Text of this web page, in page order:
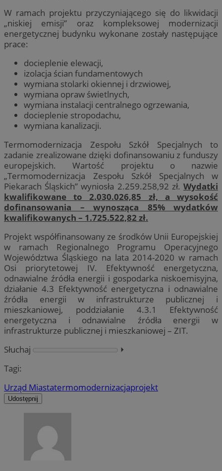
W ramach projektu przyczyniającego się do likwidacji
„niskiej emisji” oraz kompleksowej modernizacji
energetycznej budynku wykonane zostały następujące
prace:
docieplenie elewacji,
izolacja ścian fundamentowych
wymiana stolarki okiennej i drzwiowej,
wymiana opraw świetlnych,
wymiana instalacji centralnego ogrzewania,
docieplenie stropodachu,
wymiana kanalizacji.
Termomodernizacja Zespołu Szkół Specjalnych to
zadanie zrealizowane dzięki dofinansowaniu z funduszy
europejskich. Wartość projektu o nazwie
„Termomodernizacja Zespołu Szkół Specjalnych w
Piekarach Śląskich” wyniosła 2.259.258,92 zł. Wydatki
kwalifikowane to 2.030.026,85 zł, a wysokość
dofinansowania – wynosząca 85% wydatków
kwalifikowanych – 1.725.522,82 zł.
Projekt współfinansowany ze środków Unii Europejskiej
w ramach Regionalnego Programu Operacyjnego
Województwa Śląskiego na lata 2014-2020 w ramach
Osi priorytetowej IV. Efektywność energetyczna,
odnawialne źródła energii i gospodarka niskoemisyjna,
działanie 4.3 Efektywność energetyczna i odnawialne
źródła energii w infrastrukturze publicznej i
mieszkaniowej, poddziałanie 4.3.1 Efektywność
energetyczna i odnawialne źródła energii w
infrastrukturze publicznej i mieszkaniowej – ZIT.
Słuchaj
⏵︎
Tagi:
Urząd Miastatermomodernizacjaprojekt
Udostępnij